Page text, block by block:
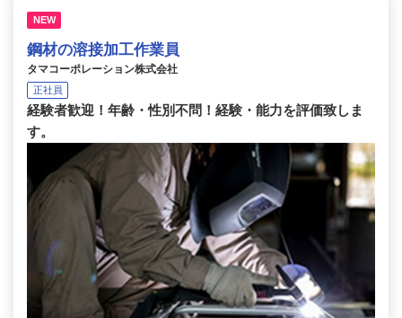
NEW
鋼材の溶接加工作業員
タマコーポレーション株式会社
正社員
経験者歓迎！年齢・性別不問！経験・能力を評価致しま
す。